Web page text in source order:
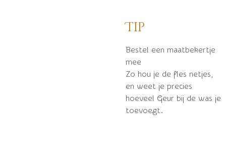
Tip
Bestel een maatbekertje
mee
Zo hou je de fles netjes,
en weet je precies
hoeveel Geur bij de was je
toevoegt.